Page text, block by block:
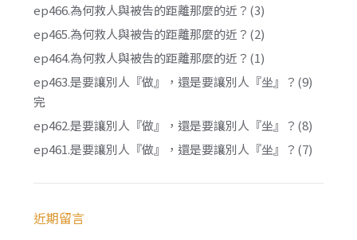
ep466.為何救人與被告的距離那麼的近？(3)
ep465.為何救人與被告的距離那麼的近？(2)
ep464.為何救人與被告的距離那麼的近？(1)
ep463.是要讓別人『做』，還是要讓別人『坐』？(9)
完
ep462.是要讓別人『做』，還是要讓別人『坐』？(8)
ep461.是要讓別人『做』，還是要讓別人『坐』？(7)
近期留言